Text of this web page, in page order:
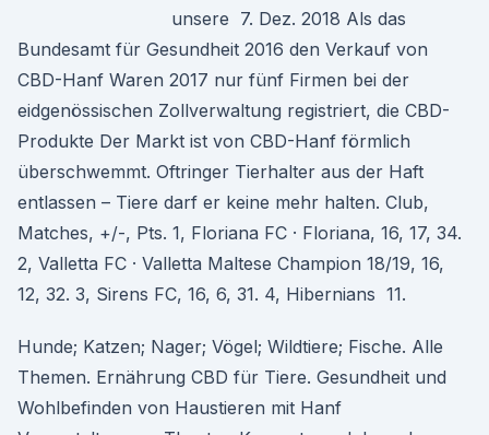
unsere 7. Dez. 2018 Als das
Bundesamt für Gesundheit 2016 den Verkauf von
CBD-Hanf Waren 2017 nur fünf Firmen bei der
eidgenössischen Zollverwaltung registriert, die CBD-
Produkte Der Markt ist von CBD-Hanf förmlich
überschwemmt. Oftringer Tierhalter aus der Haft
entlassen – Tiere darf er keine mehr halten. Club,
Matches, +/-, Pts. 1, Floriana FC · Floriana, 16, 17, 34.
2, Valletta FC · Valletta Maltese Champion 18/19, 16,
12, 32. 3, Sirens FC, 16, 6, 31. 4, Hibernians 11.
Hunde; Katzen; Nager; Vögel; Wildtiere; Fische. Alle
Themen. Ernährung CBD für Tiere. Gesundheit und
Wohlbefinden von Haustieren mit Hanf